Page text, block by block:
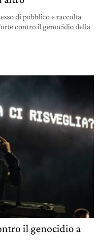
di pubblico e raccolta
contro il genocidio della
il genocidio a